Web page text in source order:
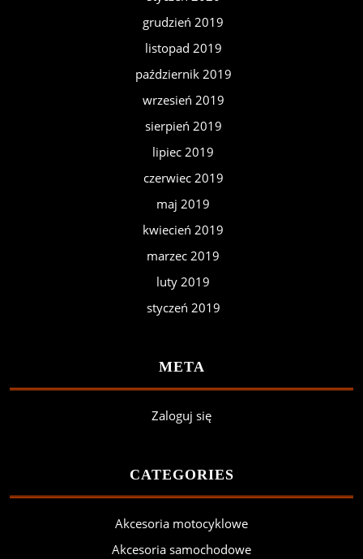
grudzień 2019
listopad 2019
październik 2019
wrzesień 2019
sierpień 2019
lipiec 2019
czerwiec 2019
maj 2019
kwiecień 2019
marzec 2019
luty 2019
styczeń 2019
META
Zaloguj się
CATEGORIES
Akcesoria motocyklowe
Akcesoria samochodowe